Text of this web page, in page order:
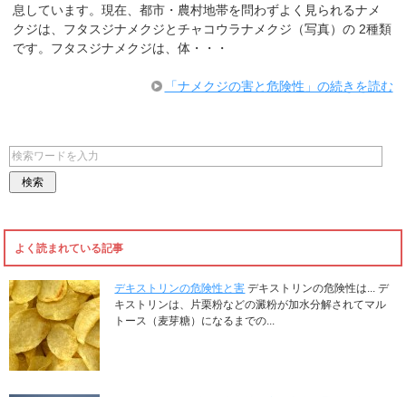
息しています。現在、都市・農村地帯を問わずよく見られるナメ
クジは、フタスジナメクジとチャコウラナメクジ（写真）の 2種類
です。フタスジナメクジは、体・・・
「ナメクジの害と危険性」の続きを読む
よく読まれている記事
デキストリンの危険性と害 デキストリンの危険性は... デ
キストリンは、片栗粉などの澱粉が加水分解されてマル
トース（麦芽糖）になるまでの...